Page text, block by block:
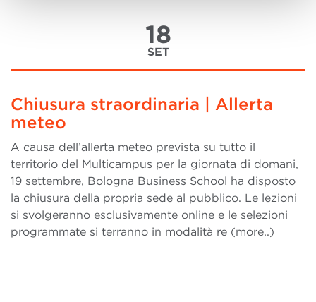
18
SET
Chiusura straordinaria | Allerta
meteo
A causa dell’allerta meteo prevista su tutto il
territorio del Multicampus per la giornata di domani,
19 settembre, Bologna Business School ha disposto
la chiusura della propria sede al pubblico. Le lezioni
si svolgeranno esclusivamente online e le selezioni
programmate si terranno in modalità re (more..)